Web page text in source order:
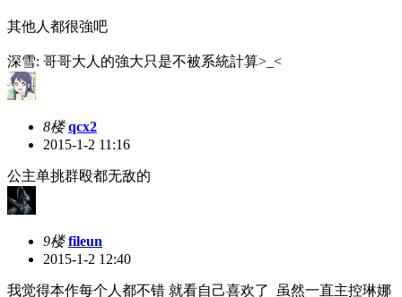
其他人都很強吧
深雪: 哥哥大人的強大只是不被系統計算>_<
8楼 qcx2
2015-1-2 11:16
公主单挑群殴都无敌的
9楼 fileun
2015-1-2 12:40
我觉得本作每个人都不错 就看自己喜欢了 虽然一直主控琳娜